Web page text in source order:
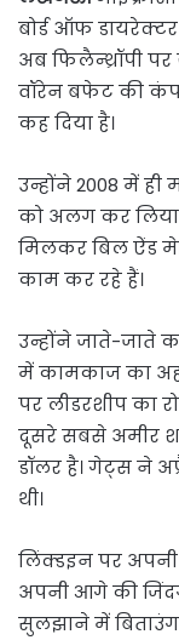
बोर्ड ऑफ
अब फिलैन्थ्रॉपी
वॉरेन बफेट की
कह दिया है।
उन्होंने 2008 में
को अलग कर
मिलकर बिल ऐंड
काम कर रहे हैं।
उन्होंने जाते-जाते
में कामकाज का
पर लीडरशीप का
दूसरे सबसे अमीर
डॉलर है। गेट्स ने
थी।
लिंक्डइन पर
अपनी आगे की
सुलझाने में